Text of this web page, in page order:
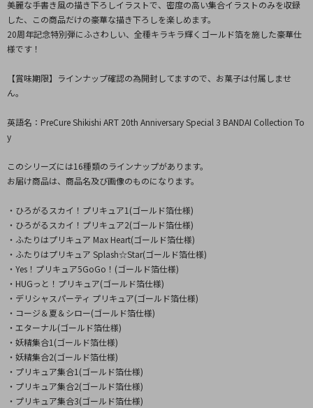
美麗な手書き風の描き下ろしイラストで、密度の高い集合イラストのみを収録
した、この商品だけの豪華な描き下ろしを楽しめます。
20周年記念特別弾にふさわしい、全種キラキラ輝くゴールド箔を施した豪華仕
様です！
【賞味期限】ラインナップ確認の為開封してますので、お菓子は付属しませ
ん。
英語名：PreCure Shikishi ART 20th Anniversary Special 3 BANDAI Collection To
y
このシリーズには16種類のラインナップがあります。
お届け商品は、商品名及び画像のものになります。
・ひろがるスカイ！プリキュア1(ゴールド箔仕様)
・ひろがるスカイ！プリキュア2(ゴールド箔仕様)
・ふたりはプリキュア Max Heart(ゴールド箔仕様)
・ふたりはプリキュア Splash☆Star(ゴールド箔仕様)
・Yes！プリキュア5GoGo！(ゴールド箔仕様)
・HUGっと！プリキュア(ゴールド箔仕様)
・デリシャスパーティ プリキュア(ゴールド箔仕様)
・コージ＆夏＆シロー(ゴールド箔仕様)
・エターナル(ゴールド箔仕様)
・妖精集合1(ゴールド箔仕様)
・妖精集合2(ゴールド箔仕様)
・プリキュア集合1(ゴールド箔仕様)
・プリキュア集合2(ゴールド箔仕様)
・プリキュア集合3(ゴールド箔仕様)